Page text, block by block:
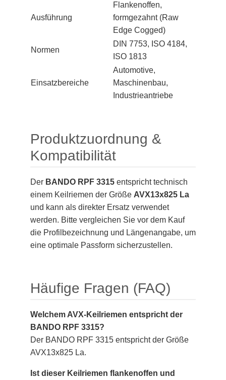
Ausführung
Flankenoffen,
formgezahnt (Raw
Edge Cogged)
Normen
DIN 7753, ISO 4184,
ISO 1813
Einsatzbereiche
Automotive,
Maschinenbau,
Industrieantriebe
Produktzuordnung &
Kompatibilität
Der BANDO RPF 3315 entspricht technisch
einem Keilriemen der Größe AVX13x825 La
und kann als direkter Ersatz verwendet
werden. Bitte vergleichen Sie vor dem Kauf
die Profilbezeichnung und Längenangabe, um
eine optimale Passform sicherzustellen.
Häufige Fragen (FAQ)
Welchem AVX-Keilriemen entspricht der
BANDO RPF 3315?
Der BANDO RPF 3315 entspricht der Größe
AVX13x825 La.
Ist dieser Keilriemen flankenoffen und